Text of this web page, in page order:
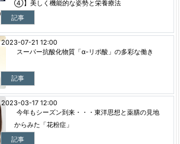
④】美しく機能的な姿勢と栄養療法
記事
スーパー抗酸化物質「α-リポ酸」の多彩な働き
記事
2023-07-21 12:00
今年もシーズン到来・・・東洋思想と薬膳の見地
からみた「花粉症」
記事
2023-03-17 12:00